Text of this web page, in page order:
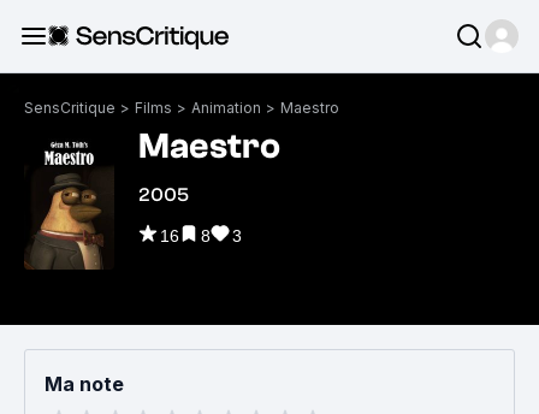
SensCritique > Films > Animation > Maestro
Maestro
2005
16 8 3
Ma note